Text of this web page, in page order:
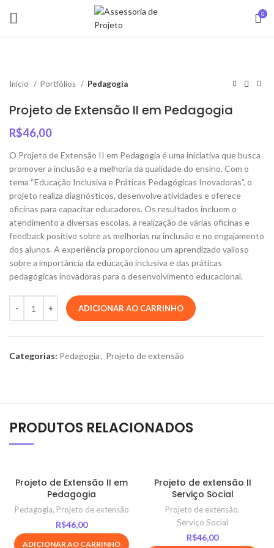
0
Início Portfólios Pedagogia
Projeto de Extensão II em Pedagogia
R$46,00
O Projeto de Extensão II em Pedagogia é uma iniciativa que busca
promover a inclusão e a melhoria da qualidade do ensino. Com o
tema “Educação Inclusiva e Práticas Pedagógicas Inovadoras”, o
projeto realiza diagnósticos, desenvolve atividades e oferece
oficinas para capacitar educadores. Os resultados incluem o
atendimento a diversas escolas, a realização de várias oficinas e
feedback positivo sobre as melhorias na inclusão e no engajamento
dos alunos. A experiência proporcionou um aprendizado valioso
sobre a importância da educação inclusiva e das práticas
pedagógicas inovadoras para o desenvolvimento educacional.
ADICIONAR AO CARRINHO
Categorias: Pedagogia, Projeto de extensão
PRODUTOS RELACIONADOS
Projeto de Extensão II em
Pedagogia
Pedagogia, Projeto de extensão
R$46,00
ADICIONAR AO CARRINHO
Projeto de extensão II
Serviço Social
Projeto de extensão,
Serviço Social
R$46,00